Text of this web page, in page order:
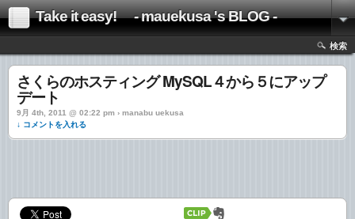
Take it easy! - mauekusa 's BLOG -
検索
さくらのホスティング MySQL４から５にアップ
デート
9月 4th, 2011 @ 02:22 pm › manabu uekusa
↓ コメントを入れる